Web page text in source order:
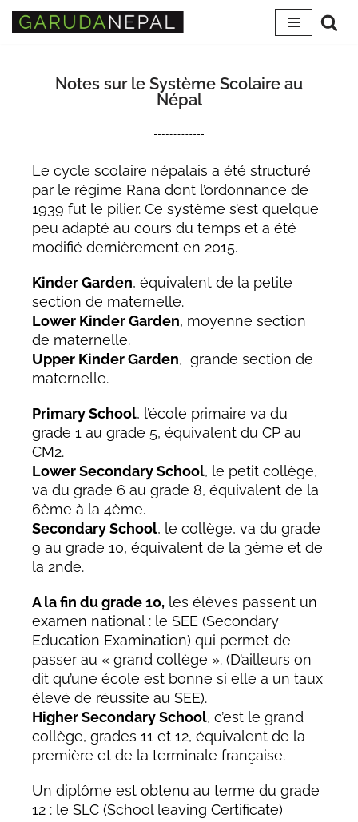
Notes sur le Système Scolaire au
Népal
Le cycle scolaire népalais a été structuré
par le régime Rana dont l’ordonnance de
1939 fut le pilier. Ce système s’est quelque
peu adapté au cours du temps et a été
modifié dernièrement en 2015.
Kinder Garden, équivalent de la petite
section de maternelle.
Lower Kinder Garden, moyenne section
de maternelle.
Upper Kinder Garden, grande section de
maternelle.
Primary School, l’école primaire va du
grade 1 au grade 5, équivalent du CP au
CM2.
Lower Secondary School, le petit collège,
va du grade 6 au grade 8, équivalent de la
6ème à la 4ème.
Secondary School, le collège, va du grade
9 au grade 10, équivalent de la 3ème et de
la 2nde.
A la fin du grade 10, les élèves passent un
examen national : le SEE (Secondary
Education Examination) qui permet de
passer au « grand collège ». (D’ailleurs on
dit qu’une école est bonne si elle a un taux
élevé de réussite au SEE).
Higher Secondary School, c’est le grand
collège, grades 11 et 12, équivalent de la
première et de la terminale française.
Un diplôme est obtenu au terme du grade
12 : le SLC (School leaving Certificate)